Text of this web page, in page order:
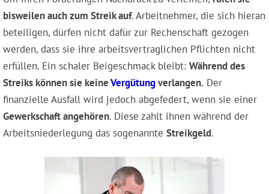
bisweilen auch zum Streik auf. Arbeitnehmer, die sich hieran
beteiligen, dürfen nicht dafür zur Rechenschaft gezogen
werden, dass sie ihre arbeitsvertraglichen Pflichten nicht
erfüllen. Ein schaler Beigeschmack bleibt: Während des
Streiks können sie keineVergütungverlangen. Der
finanzielle Ausfall wird jedoch abgefedert, wenn sie einer
Gewerkschaft angehören. Diese zahlt ihnen während der
Arbeitsniederlegung das sogenannte Streikgeld.